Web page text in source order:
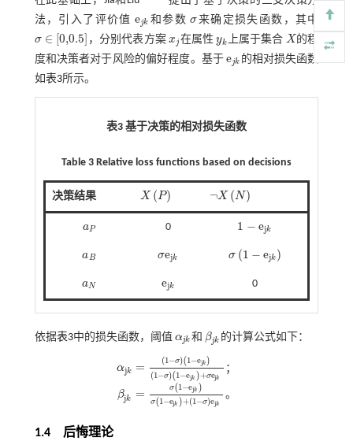
法，引入了评价值 ejk
ejk 和参数 σ
σ 来确定损失函数，其中
σ ∈ [0,0.5]
σ∈0,0.5 ，分别代表方案 x j
xj 在属性 yk
yk 上属于集合 X
X 的程
度和决策者对于风险的偏好程度。基于 ejk
ejk 的相对损失函数
如表3所示。
表3 基于决策的相对损失函数
Table 3 Relative loss functions based on decisions
决策结果 X ( P)
XP ¬X ( N)
¬XN
aP
aP 0 1 − ejk
1 ejk
aB
aB σejk
σejk σ (1 − ejk )
σ1- ej k
aN
aN ejk
ejk 0
依据表3中的损失函数，阈值 αjk
αjk 和 βjk
βjk 的计算公式如下：
αjk = (1−σ)(1−ejk )
(1−σ)(1−ejk )+σejk
αjk= 1-σ 1-ejk1-σ1-ejk+σej k；
βjk = σ(1−ejk )
σ( 1−ejk )+(1−σ)ejk
βjk= σ1 ejkσ1-ejk+1-σejk 。
1.4 后悔理论